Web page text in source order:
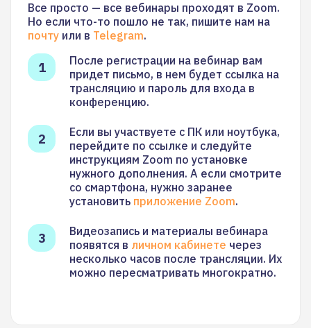
Все просто — все вебинары проходят в Zoom.
Но если что-то пошло не так, пишите нам на
почту или в Telegram.
После регистрации на вебинар вам
придет письмо, в нем будет ссылка на
трансляцию и пароль для входа в
конференцию.
Если вы участвуете с ПК или ноутбука,
перейдите по ссылке и следуйте
инструкциям Zoom по установке
нужного дополнения. А если смотрите
со смартфона, нужно заранее
установить приложение Zoom.
Видеозапись и материалы вебинара
появятся в личном кабинете через
несколько часов после трансляции. Их
можно пересматривать многократно.